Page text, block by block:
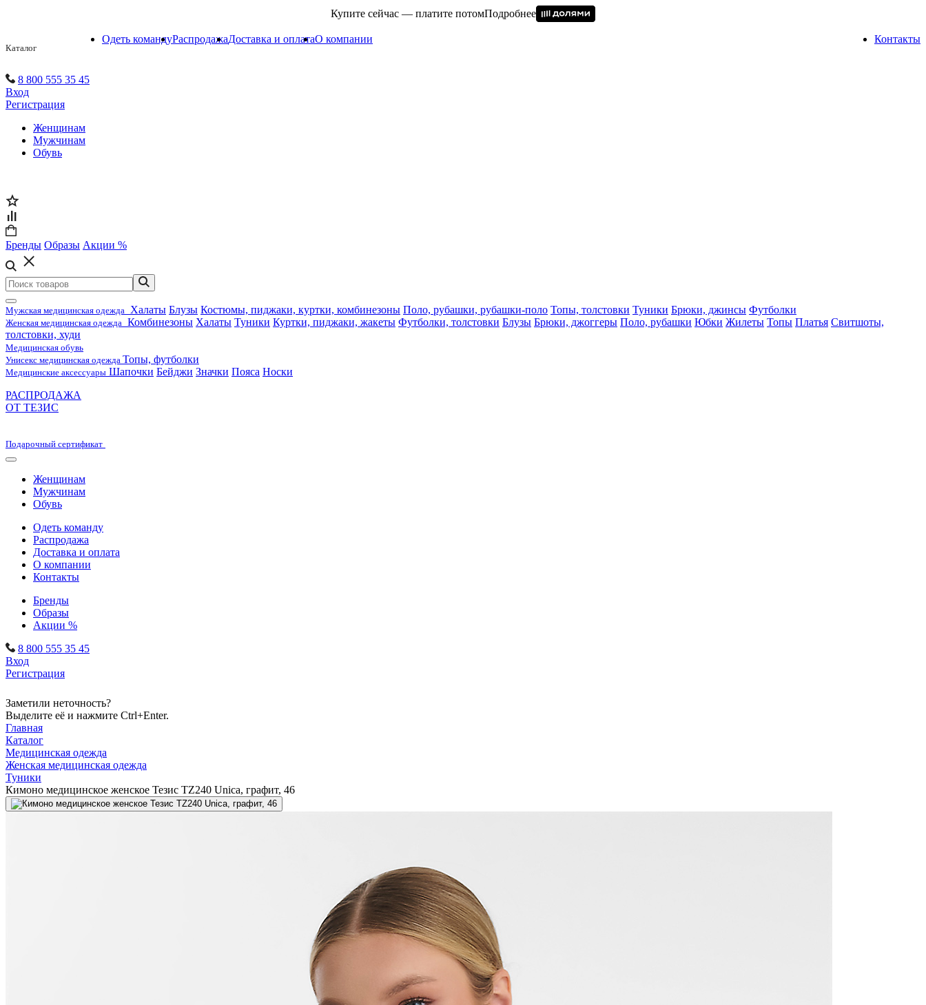
Купите сейчас — платите потомПодробнее
Каталог
Одеть командуРаспродажаДоставка и оплатаО компании Контакты
8 800 555 35 45
Вход
Регистрация
Женщинам
Мужчинам
Обувь
Бренды Образы Акции %
Мужская медицинская одежда Халаты Блузы Костюмы, пиджаки, куртки, комбинезоны Поло, рубашки, рубашки-поло Топы, толстовки Туники Брюки, джинсы Футболки
Женская медицинская одежда Комбинезоны Халаты Туники Куртки, пиджаки, жакеты Футболки, толстовки Блузы Брюки, джоггеры Поло, рубашки Юбки Жилеты Топы Платья Свитшоты,
толстовки, худи
Медицинская обувь
Унисекс медицинская одежда Топы, футболки
Медицинские аксессуары Шапочки Бейджи Значки Пояса Носки
РАСПРОДАЖА
ОТ ТЕЗИС
Подарочный сертификат
Женщинам
Мужчинам
Обувь
Одеть команду
Распродажа
Доставка и оплата
О компании
Контакты
Бренды
Образы
Акции %
8 800 555 35 45
Вход
Регистрация
Заметили неточность?
Выделите её и нажмите Ctrl+Enter.
Главная
Каталог
Медицинская одежда
Женская медицинская одежда
Туники
Кимоно медицинское женское Тезис TZ240 Unica, графит, 46